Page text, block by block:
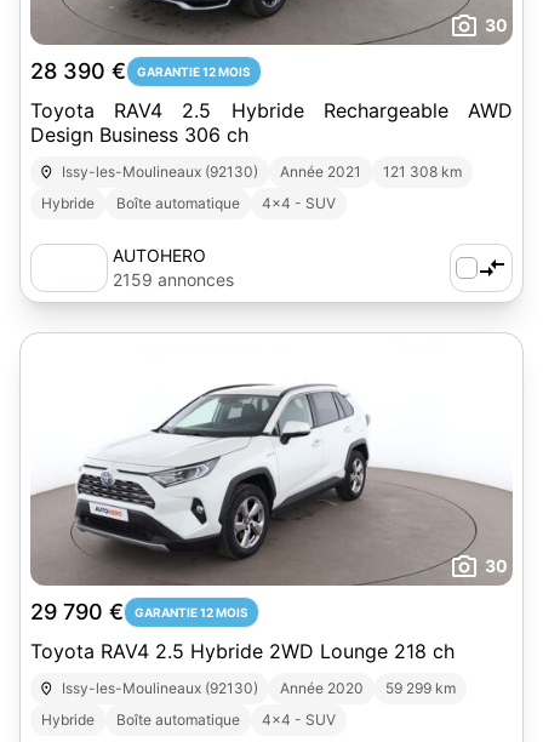
30
28 390 € GARANTIE 12 MOIS
Toyota RAV4 2.5 Hybride Rechargeable AWD
Design Business 306 ch
Issy-les-Moulineaux (92130) Année 2021
121 308 km
Hybride
Boîte automatique 4x4 - SUV
AUTOHERO
2159 annonces
30
29 790 € GARANTIE 12 MOIS
Toyota RAV4 2.5 Hybride 2WD Lounge 218 ch
Issy-les-Moulineaux (92130) Année 2020
59 299 km
Hybride
Boîte automatique 4x4 - SUV